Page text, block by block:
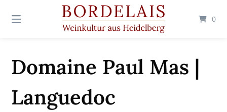
zum
0
Domaine Paul Mas |
Languedoc